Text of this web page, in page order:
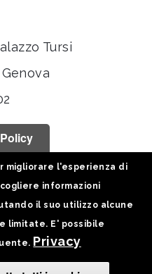
Tursi
migliorare l'esperienza di
informazioni
il suo utilizzo alcune
limitate. E' possibile
Privacy